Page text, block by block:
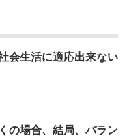
会生活に適応出来ない
の場合、結局、バラン